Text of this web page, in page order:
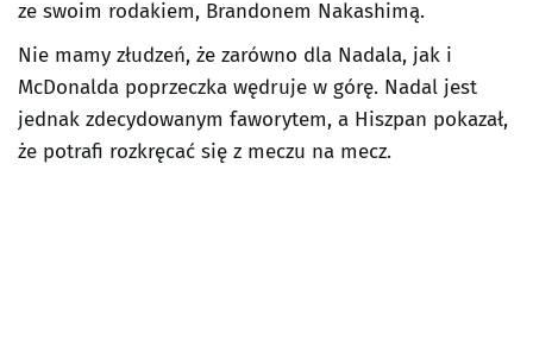
ze swoim rodakiem, Brandonem Nakashimą.
Nie mamy złudzeń, że zarówno dla Nadala, jak i
McDonalda poprzeczka wędruje w górę. Nadal jest
jednak zdecydowanym faworytem, a Hiszpan pokazał,
że potrafi rozkręcać się z meczu na mecz.